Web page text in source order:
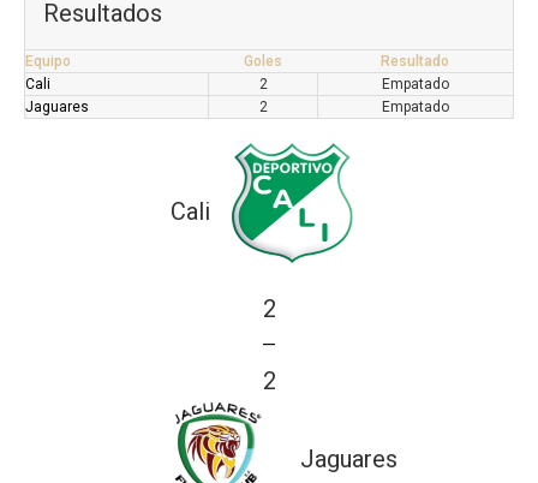
Resultados
Equipo Goles
Resultado
Cali
2
Empatado
Jaguares
2 Empatado
Cali
2
—
2
Jaguares